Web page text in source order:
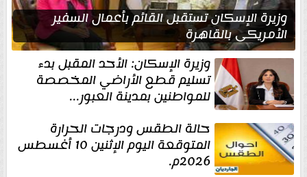
وزيرة الإسكان تستقبل القائم بأعمال السفير
الأمريكي بالقاهرة
وزيرة الإسكان: الأحد المقبل بدء
تسليم قطع الأراضي المخصصة
للمواطنين بمدينة العبور...
حالة الطقس ودرجات الحرارة
المتوقعة اليوم الإثنين 10 أغسطس
2026م.